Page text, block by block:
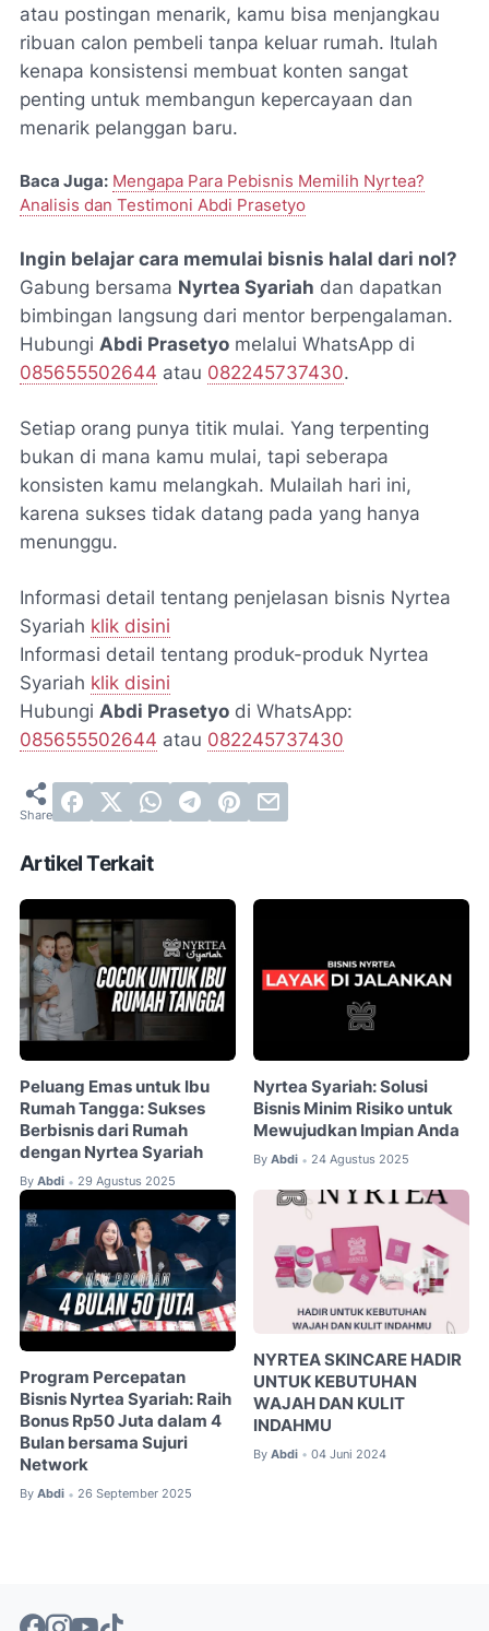
atau postingan menarik, kamu bisa menjangkau
ribuan calon pembeli tanpa keluar rumah. Itulah
kenapa konsistensi membuat konten sangat
penting untuk membangun kepercayaan dan
menarik pelanggan baru.
Baca Juga: Mengapa Para Pebisnis Memilih Nyrtea?
Analisis dan Testimoni Abdi Prasetyo
Ingin belajar cara memulai bisnis halal dari nol?
Gabung bersama Nyrtea Syariah dan dapatkan
bimbingan langsung dari mentor berpengalaman.
Hubungi Abdi Prasetyo melalui WhatsApp di
085655502644 atau 082245737430.
Setiap orang punya titik mulai. Yang terpenting
bukan di mana kamu mulai, tapi seberapa
konsisten kamu melangkah. Mulailah hari ini,
karena sukses tidak datang pada yang hanya
menunggu.
Informasi detail tentang penjelasan bisnis Nyrtea
Syariah klik disini
Informasi detail tentang produk-produk Nyrtea
Syariah klik disini
Hubungi Abdi Prasetyo di WhatsApp:
085655502644 atau 082245737430
Artikel Terkait
Peluang Emas untuk Ibu
Rumah Tangga: Sukses
Berbisnis dari Rumah
dengan Nyrtea Syariah
By Abdi • 29 Agustus 2025
Nyrtea Syariah: Solusi
Bisnis Minim Risiko untuk
Mewujudkan Impian Anda
By Abdi • 24 Agustus 2025
Program Percepatan
Bisnis Nyrtea Syariah: Raih
Bonus Rp50 Juta dalam 4
Bulan bersama Sujuri
Network
By Abdi • 26 September 2025
NYRTEA SKINCARE HADIR
UNTUK KEBUTUHAN
WAJAH DAN KULIT
INDAHMU
By Abdi • 04 Juni 2024